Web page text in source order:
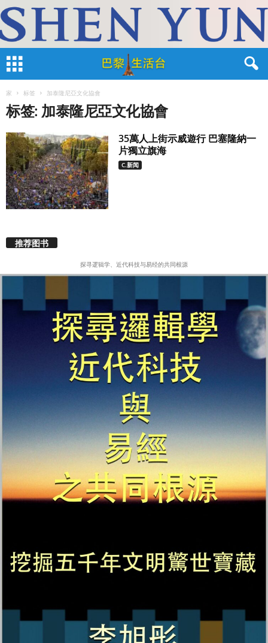
家 标签 加泰隆尼亞文化協會
标签: 加泰隆尼亞文化協會
35萬人上街示威遊行 巴塞隆納一
片獨立旗海
C.新闻
推荐图书
探寻逻辑学、近代科技与易经的共同根源